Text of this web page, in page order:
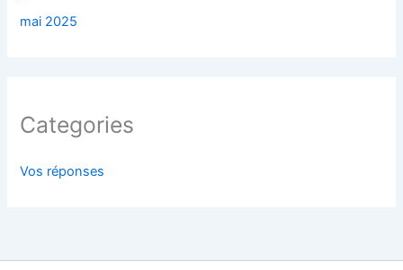
mai 2025
Categories
Vos réponses